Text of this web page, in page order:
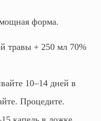
форма.
травы + 250 мл 70%
10–14 дней в
Процедите.